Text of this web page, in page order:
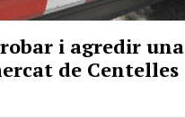
i agredir una
de Centelles